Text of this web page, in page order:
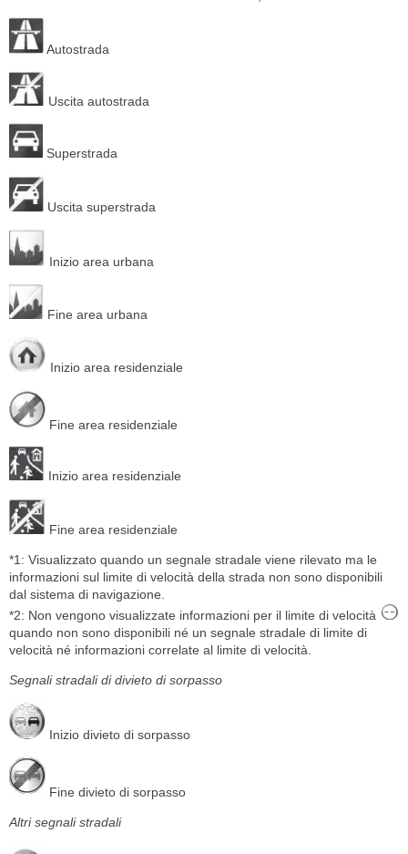
Autostrada
Uscita autostrada
Superstrada
Uscita superstrada
Inizio area urbana
Fine area urbana
Inizio area residenziale
Fine area residenziale
Inizio area residenziale
Fine area residenziale
*1: Visualizzato quando un segnale stradale viene rilevato ma le
informazioni sul limite di velocità della strada non sono disponibili
dal sistema di navigazione.
*2: Non vengono visualizzate informazioni per il limite di velocità
quando non sono disponibili né un segnale stradale di limite di
velocità né informazioni correlate al limite di velocità.
Segnali stradali di divieto di sorpasso
Inizio divieto di sorpasso
Fine divieto di sorpasso
Altri segnali stradali